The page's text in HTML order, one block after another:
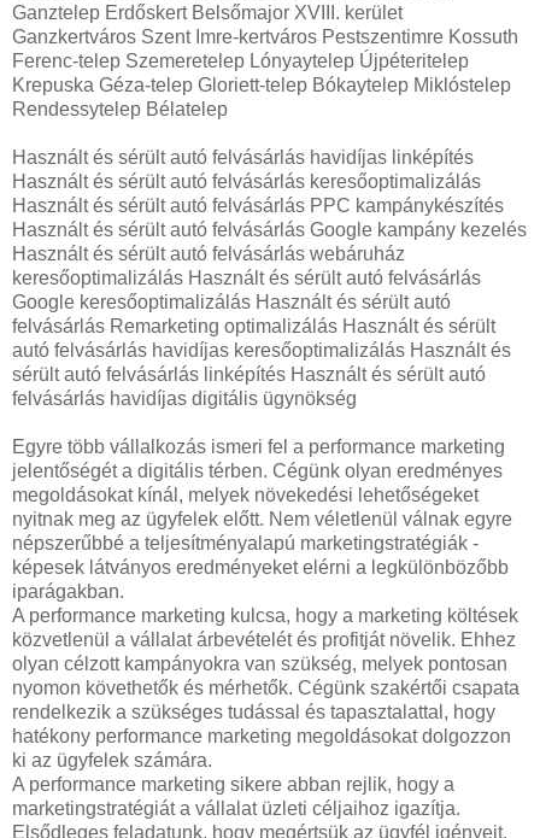
Ganztelep Erdőskert Belsőmajor XVIII. kerület
Ganzkertváros Szent Imre-kertváros Pestszentimre Kossuth
Ferenc-telep Szemeretelep Lónyaytelep Újpéteritelep
Krepuska Géza-telep Gloriett-telep Bókaytelep Miklóstelep
Rendessytelep Bélatelep
Használt és sérült autó felvásárlás havidíjas linképítés
Használt és sérült autó felvásárlás keresőoptimalizálás
Használt és sérült autó felvásárlás PPC kampánykészítés
Használt és sérült autó felvásárlás Google kampány kezelés
Használt és sérült autó felvásárlás webáruház
keresőoptimalizálás Használt és sérült autó felvásárlás
Google keresőoptimalizálás Használt és sérült autó
felvásárlás Remarketing optimalizálás Használt és sérült
autó felvásárlás havidíjas keresőoptimalizálás Használt és
sérült autó felvásárlás linképítés Használt és sérült autó
felvásárlás havidíjas digitális ügynökség
Egyre több vállalkozás ismeri fel a performance marketing
jelentőségét a digitális térben. Cégünk olyan eredményes
megoldásokat kínál, melyek növekedési lehetőségeket
nyitnak meg az ügyfelek előtt. Nem véletlenül válnak egyre
népszerűbbé a teljesítményalapú marketingstratégiák -
képesek látványos eredményeket elérni a legkülönbözőbb
iparágakban.
A performance marketing kulcsa, hogy a marketing költések
közvetlenül a vállalat árbevételét és profitját növelik. Ehhez
olyan célzott kampányokra van szükség, melyek pontosan
nyomon követhetők és mérhetők. Cégünk szakértői csapata
rendelkezik a szükséges tudással és tapasztalattal, hogy
hatékony performance marketing megoldásokat dolgozzon
ki az ügyfelek számára.
A performance marketing sikere abban rejlik, hogy a
marketingstratégiát a vállalat üzleti céljaihoz igazítja.
Elsődleges feladatunk, hogy megértsük az ügyfél igényeit,